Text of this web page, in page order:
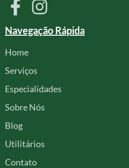
Navegação Rápida
Home
Serviços
Especialidades
Sobre Nós
Blog
Utilitários
Contato